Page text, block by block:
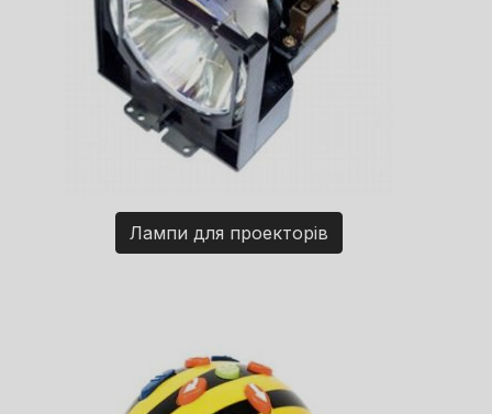
Лампи для проекторів